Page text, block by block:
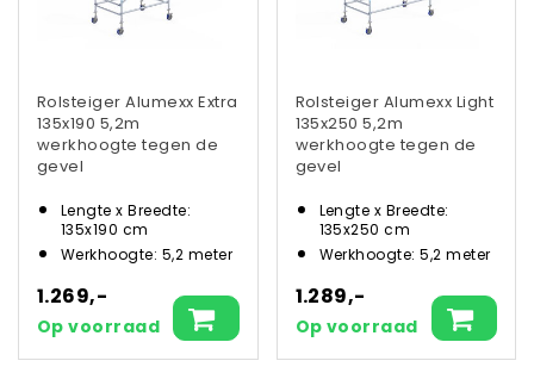
Rolsteiger Alumexx Extra
135x190 5,2m
werkhoogte tegen de
gevel
Lengte x Breedte:
135x190 cm
Werkhoogte: 5,2 meter
1.269,-
Op voorraad
Rolsteiger Alumexx Light
135x250 5,2m
werkhoogte tegen de
gevel
Lengte x Breedte:
135x250 cm
Werkhoogte: 5,2 meter
1.289,-
Op voorraad